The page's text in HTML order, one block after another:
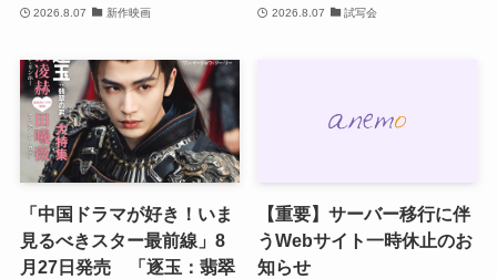
2026.8.07 新作映画 2026.8.07 試写会
「中国ドラマが好き！いま
見るべきスター最前線」8
月27日発売 「逐玉：翡翠
【重要】サーバー移行に伴
うWebサイト一時休止のお
知らせ